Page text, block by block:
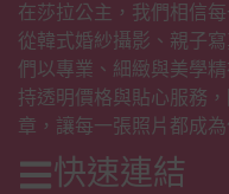
在莎拉公主，我們相信
從韓式婚紗攝影、親子
們以專業、細緻與美學
持透明價格與貼心服務
章，讓每一張照片都成
快速連結